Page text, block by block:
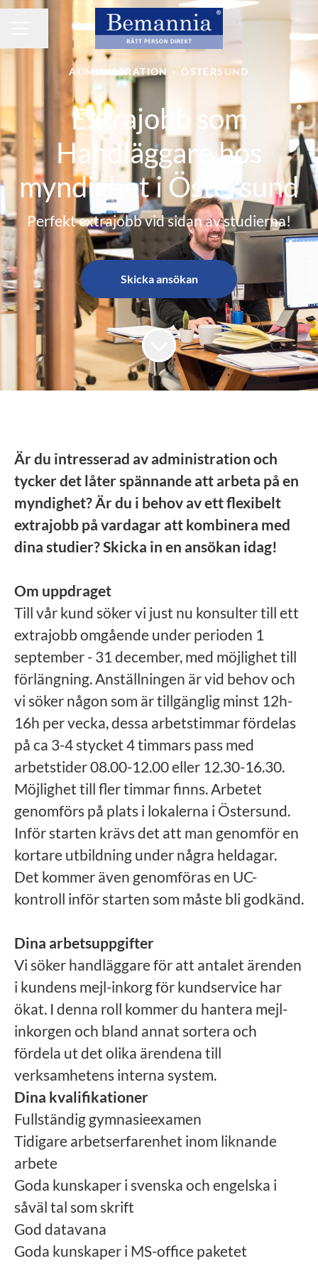
KARRIÄRMENY
Dela sidan
ADMINISTRATION · ÖSTERSUND
Extrajobb som
Handläggare hos
myndighet i Östersund
Perfekt extrajobb vid sidan av studierna!
Skicka ansökan
Är du intresserad av administration och
tycker det låter spännande att arbeta på en
myndighet? Är du i behov av ett flexibelt
extrajobb på vardagar att kombinera med
dina studier? Skicka in en ansökan idag!
Om uppdraget
Till vår kund söker vi just nu konsulter till ett
extrajobb omgående under perioden 1
september - 31 december, med möjlighet till
förlängning. Anställningen är vid behov och
vi söker någon som är tillgänglig minst 12h-
16h per vecka, dessa arbetstimmar fördelas
på ca 3-4 stycket 4 timmars pass med
arbetstider 08.00-12.00 eller 12.30-16.30.
Möjlighet till fler timmar finns. Arbetet
genomförs på plats i lokalerna i Östersund.
Inför starten krävs det att man genomför en
kortare utbildning under några heldagar.
Det kommer även genomföras en UC-
kontroll inför starten som måste bli godkänd.
Dina arbetsuppgifter
Vi söker handläggare för att antalet ärenden
i kundens mejl-inkorg för kundservice har
ökat. I denna roll kommer du hantera mejl-
inkorgen och bland annat sortera och
fördela ut det olika ärendena till
verksamhetens interna system.
Dina kvalifikationer
Fullständig gymnasieexamen
Tidigare arbetserfarenhet inom liknande
arbete
Goda kunskaper i svenska och engelska i
såväl tal som skrift
God datavana
Goda kunskaper i MS-office paketet